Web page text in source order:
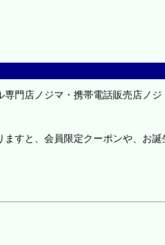
門店ノジマ・携帯電話販売店ノ
ますと、会員限定クーポンや、お